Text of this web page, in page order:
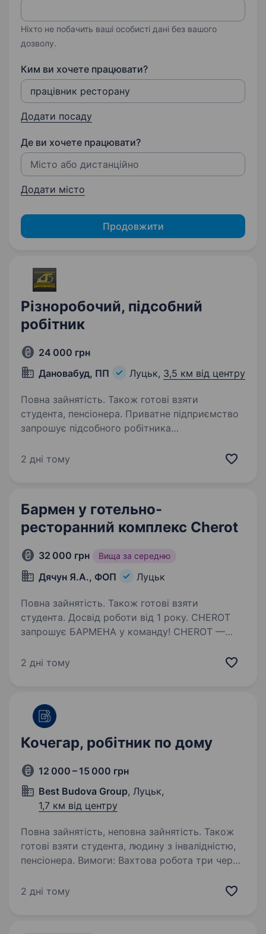
Ніхто не побачить ваші особисті дані без вашого
дозволу.
Ким ви хочете працювати?
Додати посаду
Де ви хочете працювати?
Додати місто
Продовжити
Різноробочий, підсобний
робітник
24 000 грн
Дановабуд, ПП
Луцьк, 3,5 км від центру
Повна зайнятість. Також готові взяти
студента, пенсіонера. Приватне підприємство
запрошує підсобного робітника
Розглянемо кандидатів без досвіду роботи,
2 дні тому
Бармен у готельно-
ресторанний комплекс Cherot
32 000 грн Вища за середню
Дячун Я.А., ФОП Луцьк
Повна зайнятість. Також готові взяти
студента. Досвід роботи від 1 року. CHEROT
запрошує БАРМЕНА у команду! CHEROT —
обслуговування, затишна атмосфера
Ми пропонуємо:…
2 дні тому
Кочегар, робітник по дому
12 000 – 15 000 грн
Best Budova Group, Луцьк,
1,7 км від центру
Повна зайнятість, неповна зайнятість. Також
готові взяти студента, людину з інвалідністю,
пенсіонера. Вимоги: Вахтова робота три через
роботи: Обов’язки: Слідкувати за порядком
2 дні тому